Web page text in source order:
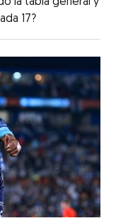
la tabla general y
17?